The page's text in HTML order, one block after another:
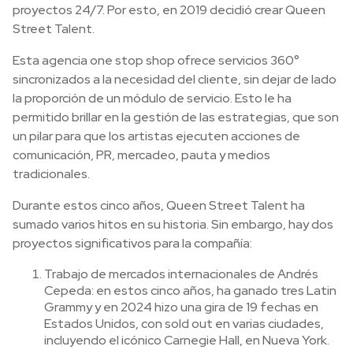
proyectos 24/7. Por esto, en 2019 decidió crear Queen
Street Talent.
Esta agencia one stop shop ofrece servicios 360°
sincronizados a la necesidad del cliente, sin dejar de lado
la proporción de un módulo de servicio. Esto le ha
permitido brillar en la gestión de las estrategias, que son
un pilar para que los artistas ejecuten acciones de
comunicación, PR, mercadeo, pauta y medios
tradicionales.
Durante estos cinco años, Queen Street Talent ha
sumado varios hitos en su historia. Sin embargo, hay dos
proyectos significativos para la compañía:
Trabajo de mercados internacionales de Andrés
Cepeda: en estos cinco años, ha ganado tres Latin
Grammy y en 2024 hizo una gira de 19 fechas en
Estados Unidos, con sold out en varias ciudades,
incluyendo el icónico Carnegie Hall, en Nueva York.